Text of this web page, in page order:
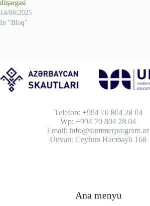
düşərgəsi
14/08/2025
In "Bloq"
Telefon: +994 70 804 28 04
Wp: +994 70 804 28 04
Email: info@summerprogram.az
Ünvan: Ceyhun Hacıbəyli 168
Ana menyu